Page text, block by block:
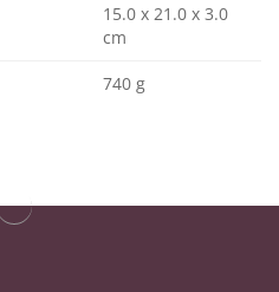
15.0 x 21.0 x 3.0
cm
740 g